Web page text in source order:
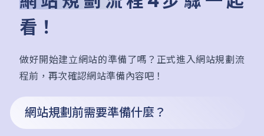
看！
做好開始建立網站的準備了嗎？正式進入網站規劃流
程前，再次確認網站準備內容吧！
網站規劃前需要準備什麼？